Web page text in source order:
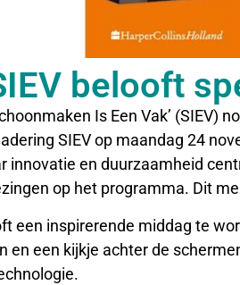
belooft
Is Een Vak’ (SIEV)
SIEV op maandag 24
innovatie en duurzaamheid
op het programma. Dit
een inspirerende middag te
en een kijkje achter de